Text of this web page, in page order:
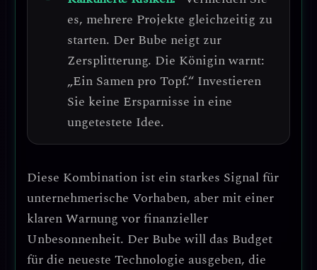
es, mehrere Projekte gleichzeitig zu
starten. Der Bube neigt zur
Zersplitterung. Die Königin warnt:
„Ein Samen pro Topf.“ Investieren
Sie keine Ersparnisse in eine
ungetestete Idee.
Diese Kombination ist ein starkes Signal für
unternehmerische Vorhaben, aber mit einer
klaren Warnung vor finanzieller
Unbesonnenheit. Der Bube will das Budget
für die neueste Technologie ausgeben, die